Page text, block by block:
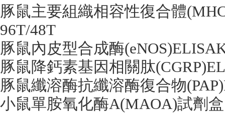
豚鼠主要組織相容性復合體
96T/48T
豚鼠內皮型合成酶
豚鼠降鈣素基因相關肽
豚鼠纖溶酶抗纖溶酶復合物
小鼠單胺氧化酶A(MAOA)試劑盒